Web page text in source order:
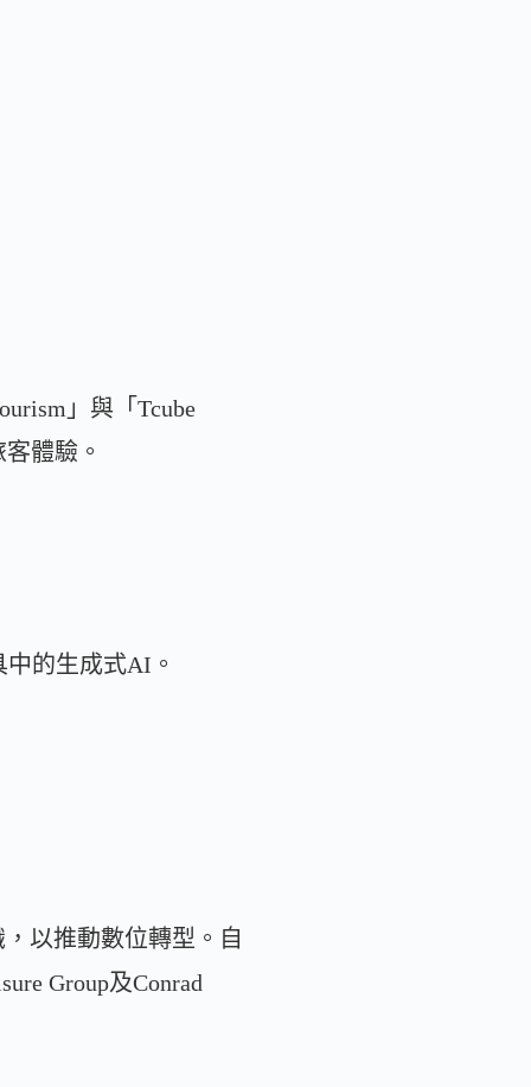
」與「Tcube
體驗。
的生成式AI。
以推動數位轉型。自
Group及Conrad